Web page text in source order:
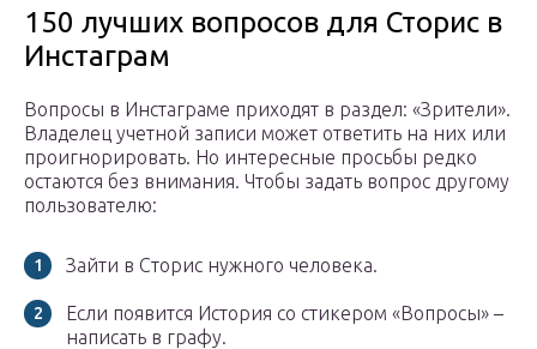
150 лучших вопросов для Сторис в
Инстаграм
Вопросы в Инстаграме приходят в раздел: «Зрители».
Владелец учетной записи может ответить на них или
проигнорировать. Но интересные просьбы редко
остаются без внимания. Чтобы задать вопрос другому
пользователю:
Зайти в Сторис нужного человека.
Если появится История со стикером «Вопросы» –
написать в графу.